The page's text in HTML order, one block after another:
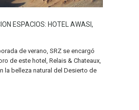
ESPACIOS: HOTEL AWASI,
de verano, SRZ se encargó
de este hotel, Relais & Chateaux,
la belleza natural del Desierto de